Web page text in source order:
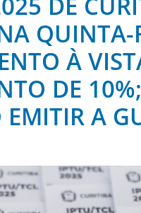
QUINTA-
À
DE
EMITIR A